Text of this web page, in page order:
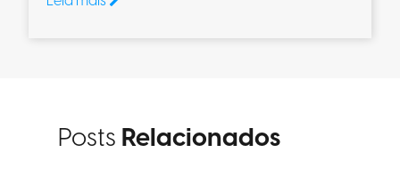
Posts Relacionados